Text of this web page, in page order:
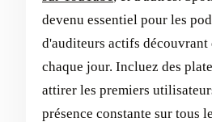
devenu essentiel pour les
d'auditeurs actifs découvrant
chaque jour. Incluez des
attirer les premiers
présence constante sur tous